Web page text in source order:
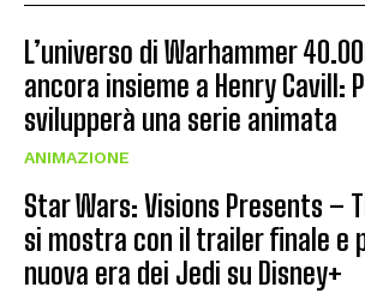
L’universo di Warhammer
ancora insieme a Henry Cavill:
svilupperà una serie animata
ANIMAZIONE
Star Wars: Visions Presents –
si mostra con il trailer finale e
nuova era dei Jedi su Disney+